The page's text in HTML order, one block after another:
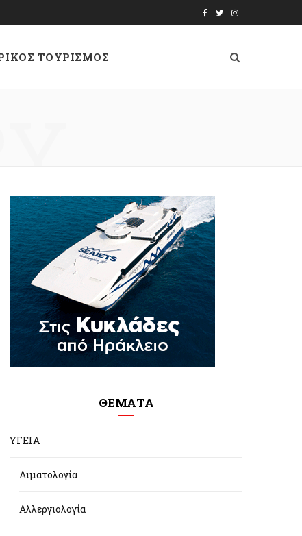
e
T
t
I
s
t
ΤΟΥΡΙΣΜΟΣ
ΘΕΜΑΤΑ
ΥΓΕΙΑ
Αιματολογία
Αλλεργιολογία